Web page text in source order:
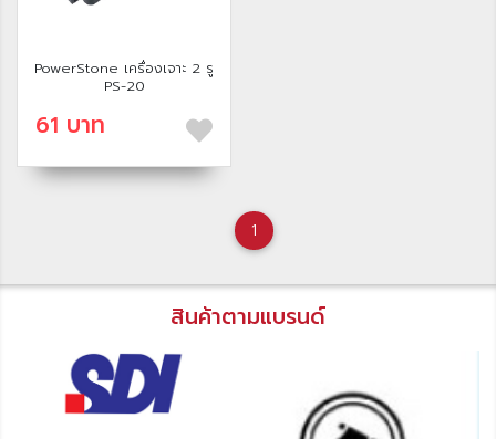
PowerStone เครื่องเจาะ 2 รู
PS-20
61 บาท
1
สินค้าตามแบรนด์